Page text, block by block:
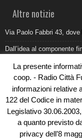
Altre notizie
Via Paolo Fabbri 43,
Dall’idea al componente
Belvedere Marittimo e il
Come organizzare e
Umidità di risalita in
La presente
coop. - Radio Città
informazioni relative
122 del Codice in
Legislativo
a quanto previsto
privacy dell’8